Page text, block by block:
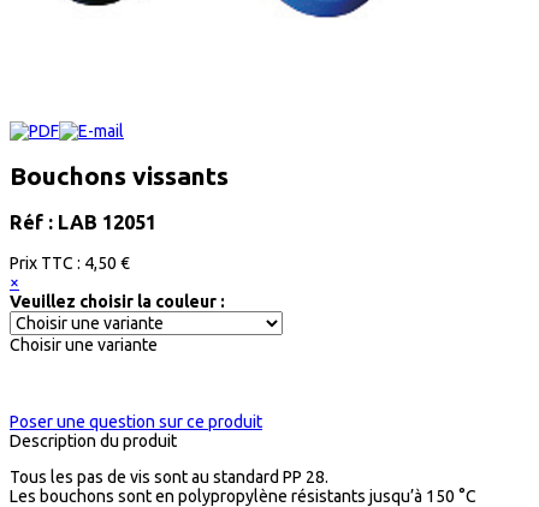
Bouchons vissants
Réf : LAB 12051
Prix ​​TTC : 4,50 €
×
Veuillez choisir la couleur :
Choisir une variante
Poser une question sur ce produit
Description du produit
Tous les pas de vis sont au standard PP 28.
Les bouchons sont en polypropylène résistants jusqu’à 150 °C